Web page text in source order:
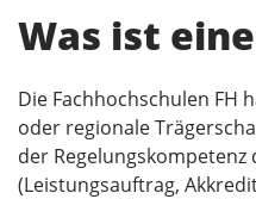
Was ist eine
Die Fachhochschulen FH
oder regionale
der Regelungskompetenz
(Leistungsauftrag,